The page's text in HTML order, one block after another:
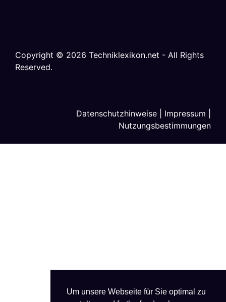
Um unsere Webseite für Sie optimal zu
Copyright © 2026 Techniklexikon.net - All Rights
Reserved.
Datenschutzhinweise Impressum
Nutzungsbestimmungen